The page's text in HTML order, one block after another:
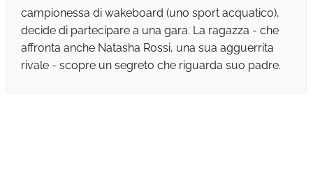
campionessa di wakeboard (uno sport acquatico),
decide di partecipare a una gara. La ragazza - che
affronta anche Natasha Rossi, una sua agguerrita
rivale - scopre un segreto che riguarda suo padre.